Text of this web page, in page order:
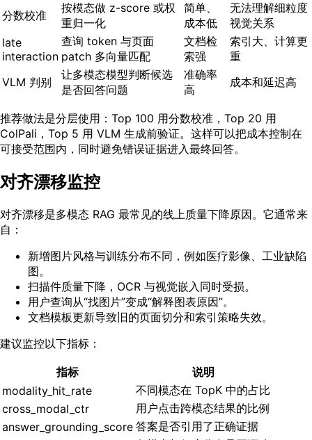
分数校准
按模态做 z-score 或权
重归一化
简单、
成本低
无法理解细粒度
视觉关系
late
interaction
查询 token 与页面
patch 多向量匹配
文档检
索强
索引大、计算更
重
VLM 判别
让多模态模型判断候选
是否回答问题
准确率
高
成本和延迟高
推荐做法是分层使用：Top 100 用分数校准，Top 20 用
ColPali，Top 5 用 VLM 生成前验证。这样可以把成本控制在
可接受范围内，同时避免错误证据进入最终回答。
对齐漂移监控
对齐漂移是多模态 RAG 最常见的线上质量下降原因。它通常来
自：
新增图片风格与训练分布不同，例如医疗影像、工业缺陷
图。
扫描件质量下降，OCR 与视觉嵌入同时受损。
用户查询从“找图片”变成“解释图表原因”。
文档模板更新导致旧的页面切分和索引策略失效。
建议监控以下指标：
指标
说明
modality_hit_rate
不同模态在 TopK 中的占比
cross_modal_ctr
用户点击跨模态结果的比例
answer_grounding_score 答案是否引用了正确证据